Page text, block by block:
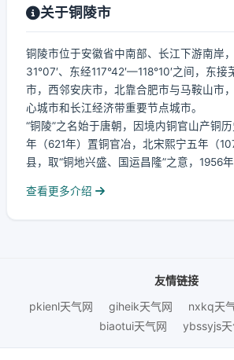
关于铜陵市
铜陵市位于安徽省中南部、长江下游南岸
31°07′、东经117°42′—118°10′之间，东
市，西邻安庆市，北靠合肥市与马鞍山市
心城市和长江经济带重要节点城市。
“铜陵”之名始于唐朝，因境内铜官山产铜
年（621年）置铜官冶，北宋熙宁五年（
县，取“铜地兴盛、国运昌隆”之意，1956
查看更多介绍
友情链接
pkienl天气网
giheik天气网 nxkq天
biaotui天气网
ybssyjs天